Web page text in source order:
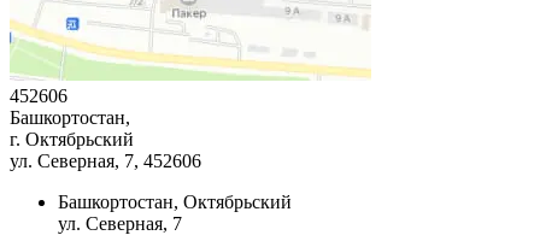
452606
Башкортостан,
г. Октябрьский
ул. Северная, 7, 452606
Башкортостан, Октябрьский
ул. Северная, 7